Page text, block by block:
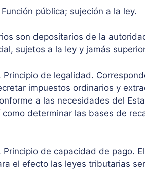
Función pública; sujeción a la ley.
son depositarios de la
sujetos a la Iey y jamás
Principio de legalidad.
impuestos ordinarios y
a las necesidades del
determinar las bases de
Principio de capacidad de pago.
el efecto las leyes tributarias